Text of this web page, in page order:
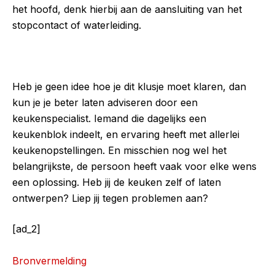
het hoofd, denk hierbij aan de aansluiting van het
stopcontact of waterleiding.
Heb je geen idee hoe je dit klusje moet klaren, dan
kun je je beter laten adviseren door een
keukenspecialist. Iemand die dagelijks een
keukenblok indeelt, en ervaring heeft met allerlei
keukenopstellingen. En misschien nog wel het
belangrijkste, de persoon heeft vaak voor elke wens
een oplossing. Heb jij de keuken zelf of laten
ontwerpen? Liep jij tegen problemen aan?
[ad_2]
Bronvermelding